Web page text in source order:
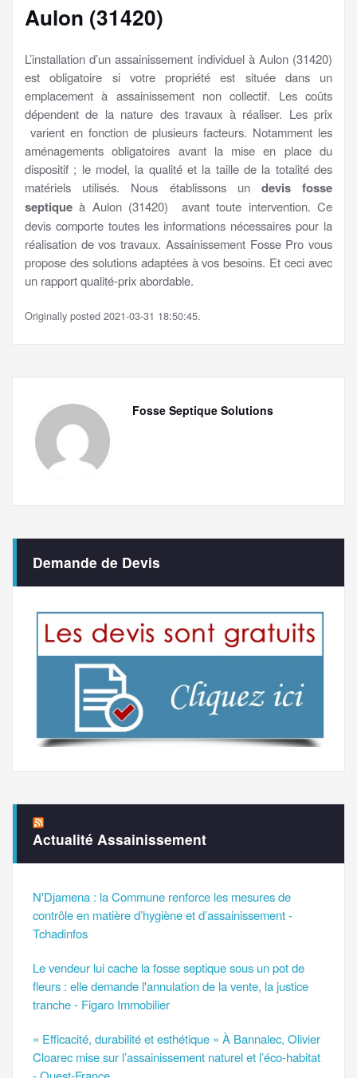
Aulon (31420)
L’installation d’un assainissement individuel à Aulon (31420)
est obligatoire si votre propriété est située dans un
emplacement à assainissement non collectif. Les coûts
dépendent de la nature des travaux à réaliser. Les prix
varient en fonction de plusieurs facteurs. Notamment les
aménagements obligatoires avant la mise en place du
dispositif ; le model, la qualité et la taille de la totalité des
matériels utilisés. Nous établissons un devis fosse
septique à Aulon (31420) avant toute intervention. Ce
devis comporte toutes les informations nécessaires pour la
réalisation de vos travaux. Assainissement Fosse Pro vous
propose des solutions adaptées à vos besoins. Et ceci avec
un rapport qualité-prix abordable.
Originally posted 2021-03-31 18:50:45.
Fosse Septique Solutions
Demande de Devis
Actualité Assainissement
N'Djamena : la Commune renforce les mesures de
contrôle en matière d’hygiène et d’assainissement -
Tchadinfos
Le vendeur lui cache la fosse septique sous un pot de
fleurs : elle demande l'annulation de la vente, la justice
tranche - Figaro Immobilier
« Efficacité, durabilité et esthétique » À Bannalec, Olivier
Cloarec mise sur l’assainissement naturel et l’éco-habitat